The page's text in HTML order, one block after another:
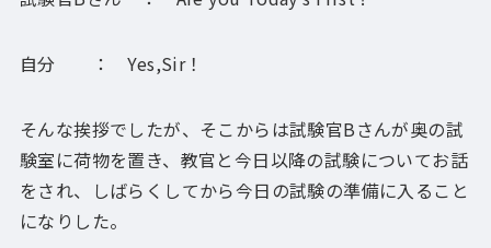
自分 ： Yes,Sir！
そんな挨拶でしたが、そこからは試験官Bさんが奥の試
験室に荷物を置き、教官と今日以降の試験についてお話
をされ、しばらくしてから今日の試験の準備に入ること
になりした。